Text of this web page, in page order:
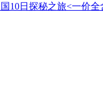
10日探秘之旅<一价